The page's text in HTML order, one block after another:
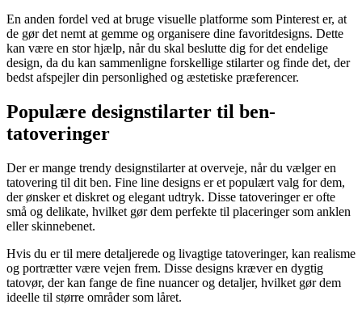
En anden fordel ved at bruge visuelle platforme som Pinterest er, at
de gør det nemt at gemme og organisere dine favoritdesigns. Dette
kan være en stor hjælp, når du skal beslutte dig for det endelige
design, da du kan sammenligne forskellige stilarter og finde det, der
bedst afspejler din personlighed og æstetiske præferencer.
Populære designstilarter til ben-
tatoveringer
Der er mange trendy designstilarter at overveje, når du vælger en
tatovering til dit ben. Fine line designs er et populært valg for dem,
der ønsker et diskret og elegant udtryk. Disse tatoveringer er ofte
små og delikate, hvilket gør dem perfekte til placeringer som anklen
eller skinnebenet.
Hvis du er til mere detaljerede og livagtige tatoveringer, kan realisme
og portrætter være vejen frem. Disse designs kræver en dygtig
tatovør, der kan fange de fine nuancer og detaljer, hvilket gør dem
ideelle til større områder som låret.